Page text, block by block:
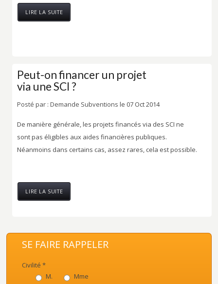
LIRE LA SUITE
Peut-on financer un projet
via une SCI ?
Posté par : Demande Subventions le 07 Oct 2014
De manière générale, les projets financés via des SCI ne
sont pas éligibles aux aides financières publiques.
Néanmoins dans certains cas, assez rares, cela est possible.
LIRE LA SUITE
SE FAIRE RAPPELER
Civilité *
M.
Mme